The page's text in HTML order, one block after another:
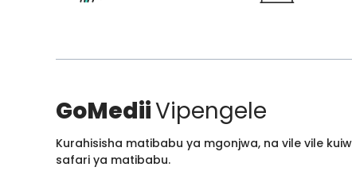
GoMediiVipengele
Kurahisisha matibabu ya mgonjwa, na vile vile
safari ya matibabu.